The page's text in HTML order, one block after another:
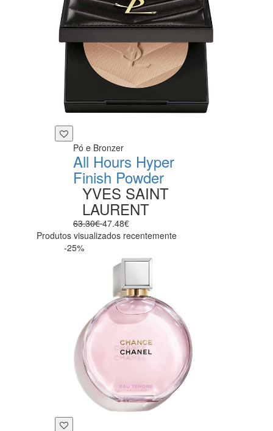
Pó e Bronzer
All Hours Hyper
Finish Powder
YVES SAINT
LAURENT
63.30€47.48€
Produtos visualizados recentemente
-25%